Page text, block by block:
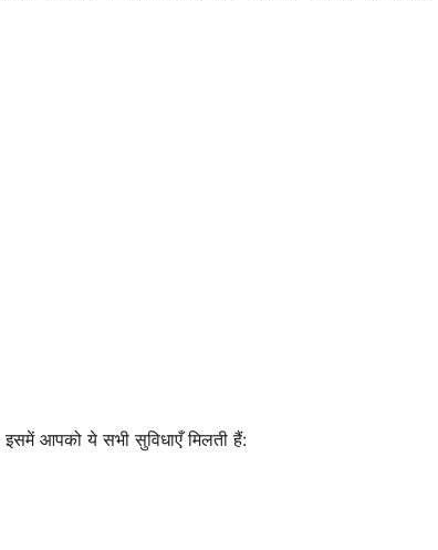
आपको ये सभी सुविधाएँ मिलती हैं: